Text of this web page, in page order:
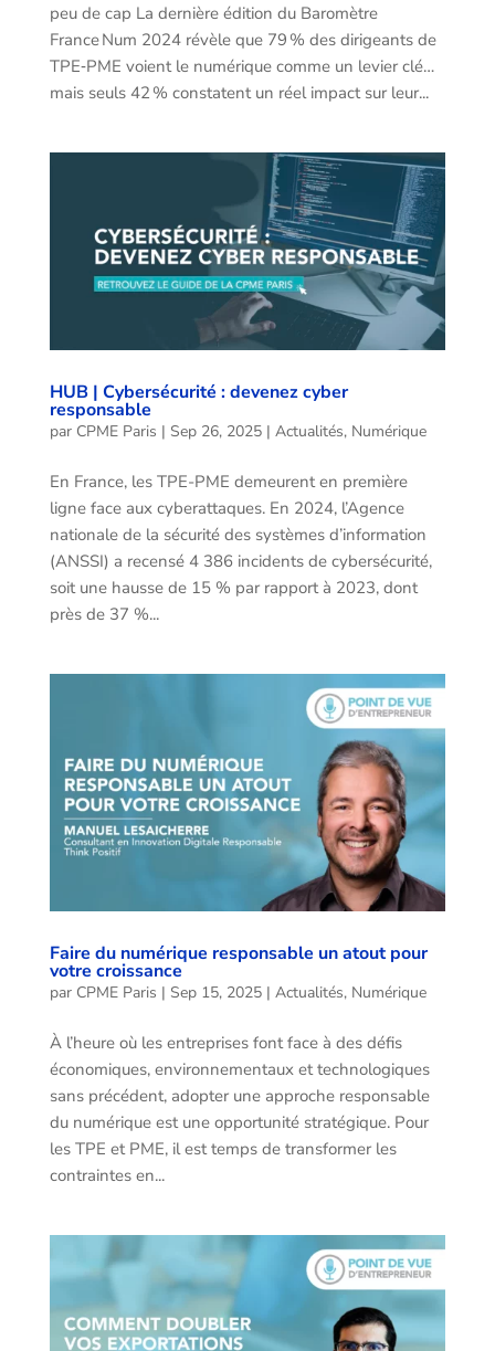
peu de cap La dernière édition du Baromètre
France Num 2024 révèle que 79 % des dirigeants de
TPE‑PME voient le numérique comme un levier clé…
mais seuls 42 % constatent un réel impact sur leur...
HUB | Cybersécurité : devenez cyber
responsable
par CPME Paris | Sep 26, 2025| Actualités, Numérique
En France, les TPE-PME demeurent en première
ligne face aux cyberattaques. En 2024, l’Agence
nationale de la sécurité des systèmes d’information
(ANSSI) a recensé 4 386 incidents de cybersécurité,
soit une hausse de 15 % par rapport à 2023, dont
près de 37 %...
Faire du numérique responsable un atout pour
votre croissance
par CPME Paris | Sep 15, 2025| Actualités, Numérique
À l’heure où les entreprises font face à des défis
économiques, environnementaux et technologiques
sans précédent, adopter une approche responsable
du numérique est une opportunité stratégique. Pour
les TPE et PME, il est temps de transformer les
contraintes en...